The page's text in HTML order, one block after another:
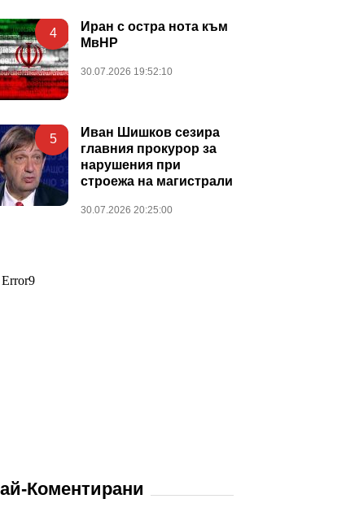
4
Иран с остра нота към
МвНР
30.07.2026 19:52:10
5
Иван Шишков сезира
главния прокурор за
нарушения при
строежа на магистрали
30.07.2026 20:25:00
Коментирани